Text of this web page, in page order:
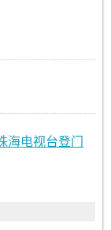
海电视台登门